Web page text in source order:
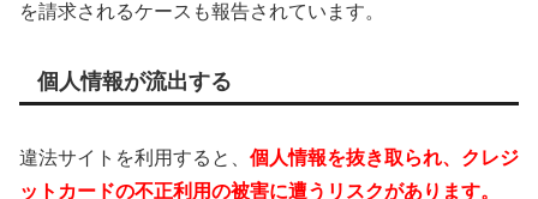
を請求されるケースも報告されています。
個人情報が流出する
違法サイトを利用すると、 個人情報を抜き取られ、クレジ
ットカードの不正利用の被害に遭うリスクがあります。